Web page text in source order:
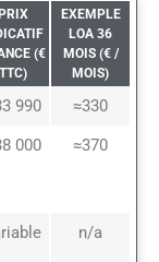
PRIX
(€
TTC)
EXEMPLE
LOA 36
MOIS (€ /
MOIS)
990
≈330
000 ≈370
n/a